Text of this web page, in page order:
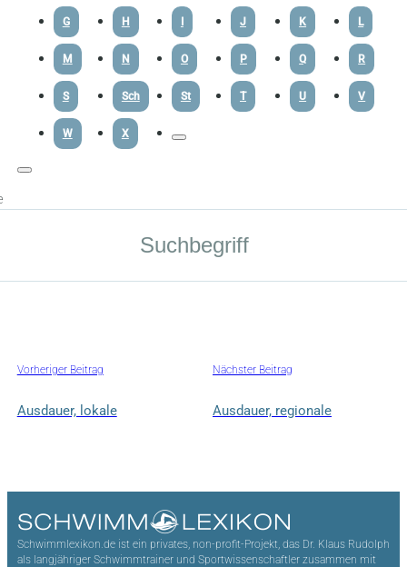
G H I J K L
M N O P Q R
S Sch St T U V
W X
Vorheriger Beitrag
Ausdauer, lokale
Nächster Beitrag
Ausdauer, regionale
Schwimmlexikon.de ist ein privates, non-profit-Projekt, das Dr. Klaus Rudolph
als langjähriger Schwimmtrainer und Sportwissenschaftler zusammen mit